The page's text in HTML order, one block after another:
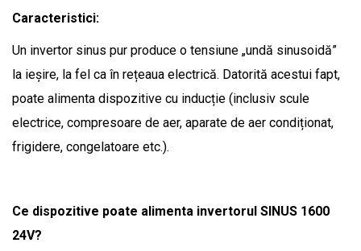
Caracteristici:
Un invertor sinus pur produce o tensiune „undă sinusoidă”
la ieșire, la fel ca în rețeaua electrică. Datorită acestui fapt,
poate alimenta dispozitive cu inducție (inclusiv scule
electrice, compresoare de aer, aparate de aer condiționat,
frigidere, congelatoare etc.).
Ce dispozitive poate alimenta invertorul SINUS 1600
24V?